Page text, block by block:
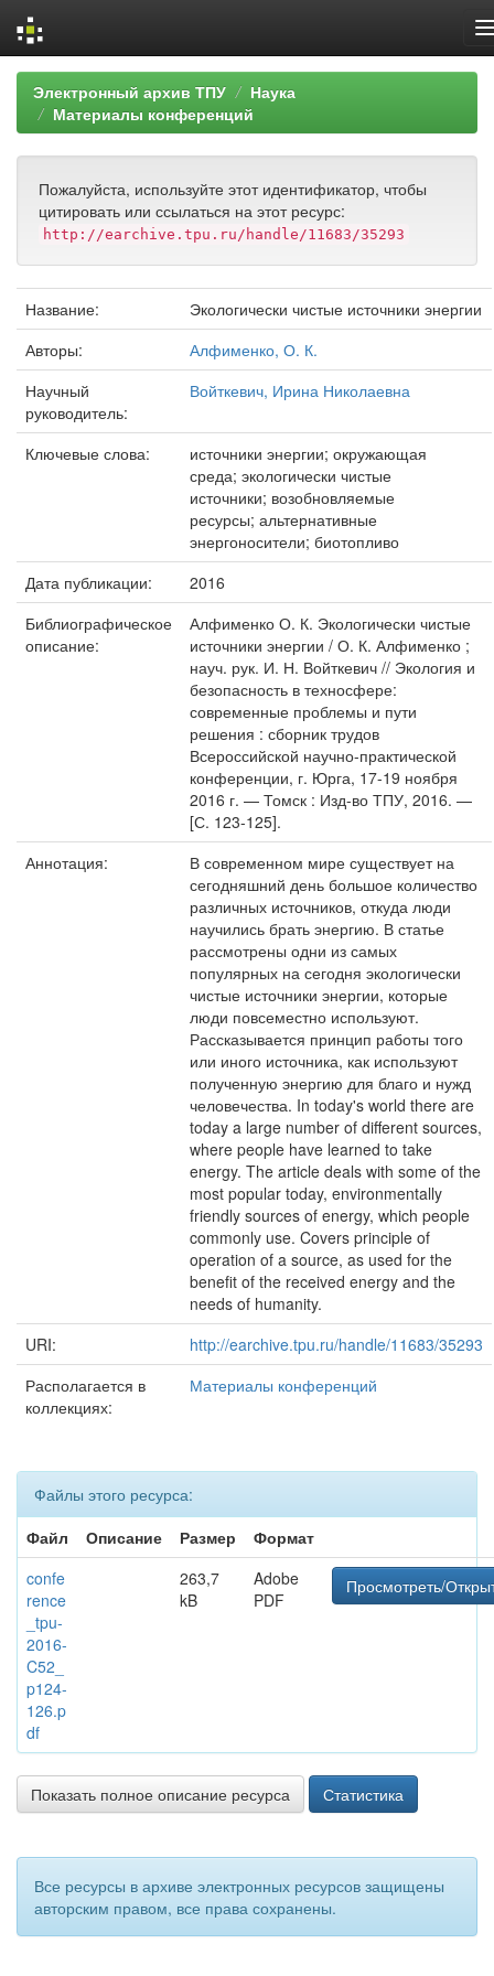
Skip
navigation
Электронный архив ТПУ
Наука
Материалы конференций
Пожалуйста, используйте этот идентификатор, чтобы
цитировать или ссылаться на этот ресурс:
http://earchive.tpu.ru/handle/11683/35293
Название:
Экологически чистые источники энергии
Авторы:
Алфименко, О. К.
Научный
руководитель:
Войткевич, Ирина Николаевна
Ключевые слова:
источники энергии; окружающая
среда; экологически чистые
источники; возобновляемые
ресурсы; альтернативные
энергоносители; биотопливо
Дата публикации:
2016
Библиографическое
описание:
Алфименко О. К. Экологически чистые
источники энергии / О. К. Алфименко ;
науч. рук. И. Н. Войткевич // Экология и
безопасность в техносфере:
современные проблемы и пути
решения : сборник трудов
Всероссийской научно-практической
конференции, г. Юрга, 17-19 ноября
2016 г. — Томск : Изд-во ТПУ, 2016. —
[С. 123-125].
Аннотация:
В современном мире существует на
сегодняшний день большое количество
различных источников, откуда люди
научились брать энергию. В статье
рассмотрены одни из самых
популярных на сегодня экологически
чистые источники энергии, которые
люди повсеместно используют.
Рассказывается принцип работы того
или иного источника, как используют
полученную энергию для благо и нужд
человечества. In today's world there are
today a large number of different sources,
where people have learned to take
energy. The article deals with some of the
most popular today, environmentally
friendly sources of energy, which people
commonly use. Covers principle of
operation of a source, as used for the
benefit of the received energy and the
needs of humanity.
URI:
http://earchive.tpu.ru/handle/11683/35293
Располагается в
коллекциях:
Материалы конференций
Файлы этого ресурса:
Файл
Описание Размер
Формат
confe
rence
_tpu-
2016-
C52_
p124-
126.p
df
263,7
kB
Adobe
PDF
Просмотреть/
Показать полное описание ресурса Статистика
Все ресурсы в архиве электронных ресурсов защищены
авторским правом, все права сохранены.